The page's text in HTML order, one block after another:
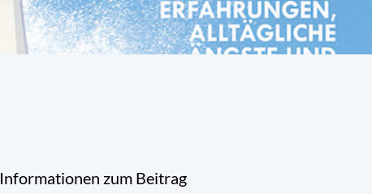
Informationen zum Beitrag